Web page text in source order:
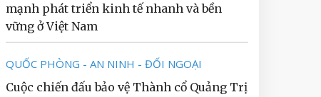
mạnh phát triển kinh tế nhanh và bền
vững ở Việt Nam
QUỐC PHÒNG - AN NINH - ĐỐI NGOẠI
Cuộc chiến đấu bảo vệ Thành cổ Quảng Trị